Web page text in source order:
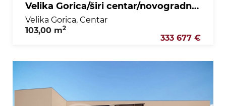
Velika Gorica/širi centar/novogradnja stan+spremište+garaža+vpm 103 m2!
Velika Gorica, Centar
103,00 m2
333 677 €